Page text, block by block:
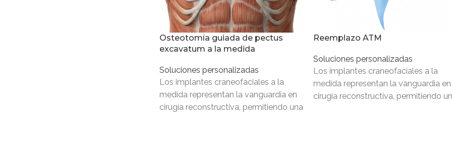
Osteotomía guiada de pectus
excavatum a la medida
Soluciones personalizadas
Los implantes craneofaciales a la
medida representan la vanguardia en
cirugía reconstructiva, permitiendo una
Reemplazo ATM
Soluciones personalizadas
Los implantes craneofaciales a la
medida representan la vanguardia en
cirugía reconstructiva, permitiendo